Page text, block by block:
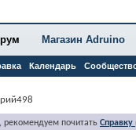
Календарь
Магазин Adruino
рекомендуем почитать Справку